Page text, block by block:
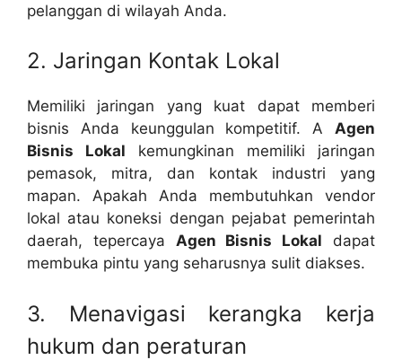
pelanggan di wilayah Anda.
2. Jaringan Kontak Lokal
Memiliki jaringan yang kuat dapat memberi
bisnis Anda keunggulan kompetitif. A Agen
Bisnis Lokal kemungkinan memiliki jaringan
pemasok, mitra, dan kontak industri yang
mapan. Apakah Anda membutuhkan vendor
lokal atau koneksi dengan pejabat pemerintah
daerah, tepercaya Agen Bisnis Lokal dapat
membuka pintu yang seharusnya sulit diakses.
3. Menavigasi kerangka kerja
hukum dan peraturan